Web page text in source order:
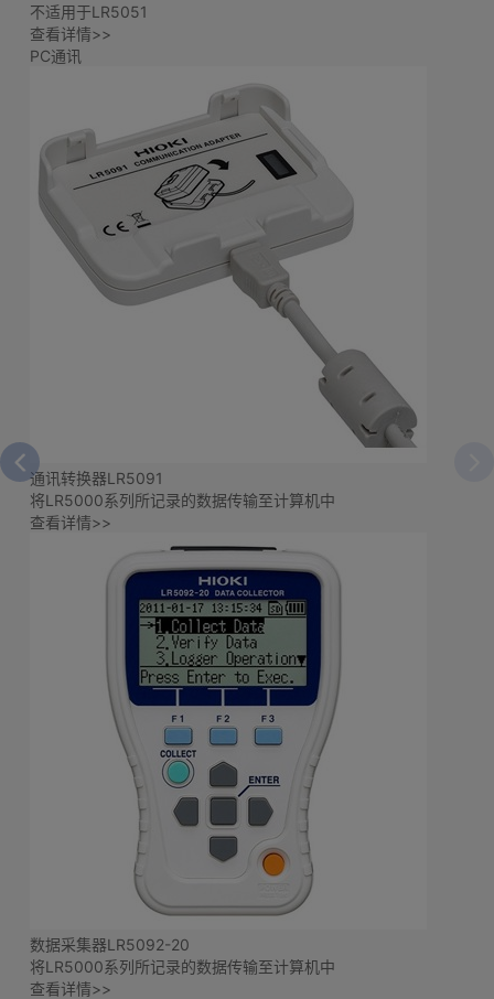
不适用于LR5051
查看详情>>
PC通讯
通讯转换器LR5091
将LR5000系列所记录的数据传输至计算机中
查看详情>>
数据采集器LR5092-20
将LR5000系列所记录的数据传输至计算机中
查看详情>>